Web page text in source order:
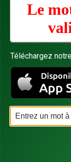
Le
Téléchargez